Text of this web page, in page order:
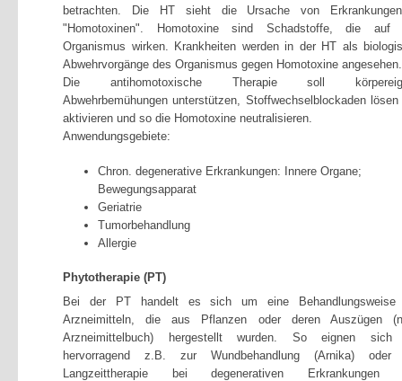
betrachten. Die HT sieht die Ursache von
"Homotoxinen". Homotoxine sind Schadstoffe, die auf
Organismus wirken. Krankheiten werden in der HT als
Abwehrvorgänge des Organismus gegen Homotoxine angesehen.
Die antihomotoxische Therapie soll
Abwehrbemühungen unterstützen, Stoffwechselblockaden lösen
aktivieren und so die Homotoxine neutralisieren.
Anwendungsgebiete:
Chron. degenerative Erkrankungen: Innere Organe;
Bewegungsapparat
Geriatrie
Tumorbehandlung
Allergie
Phytotherapie (PT)
Bei der PT handelt es sich um eine Behandlungsweise
Arzneimitteln, die aus Pflanzen oder deren Auszügen
Arzneimittelbuch) hergestellt wurden. So eignen sich
hervorragend z.B. zur Wundbehandlung (Arnika) oder
Langzeittherapie bei degenerativen Erkrankungen